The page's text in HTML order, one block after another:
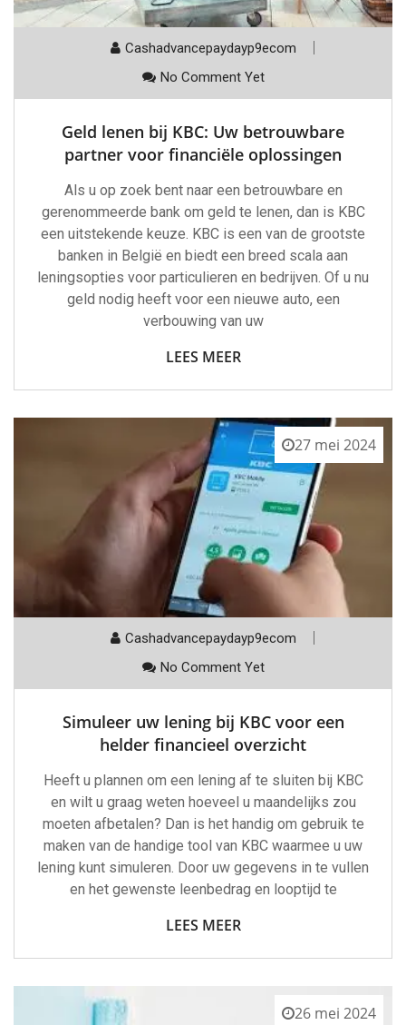
Cashadvancepaydayp9ecom
No Comment Yet
Geld lenen bij KBC: Uw betrouwbare
partner voor financiële oplossingen
Als u op zoek bent naar een betrouwbare en
gerenommeerde bank om geld te lenen, dan is KBC
een uitstekende keuze. KBC is een van de grootste
banken in België en biedt een breed scala aan
leningsopties voor particulieren en bedrijven. Of u nu
geld nodig heeft voor een nieuwe auto, een
verbouwing van uw
LEES MEER
27 mei 2024
Cashadvancepaydayp9ecom
No Comment Yet
Simuleer uw lening bij KBC voor een
helder financieel overzicht
Heeft u plannen om een lening af te sluiten bij KBC
en wilt u graag weten hoeveel u maandelijks zou
moeten afbetalen? Dan is het handig om gebruik te
maken van de handige tool van KBC waarmee u uw
lening kunt simuleren. Door uw gegevens in te vullen
en het gewenste leenbedrag en looptijd te
LEES MEER
26 mei 2024